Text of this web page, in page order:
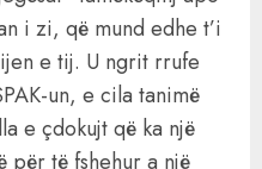
i zi, që mund edhe t’i
e tij. U ngrit rrufe
un, e cila tanimë
e çdokujt që ka një
për të fshehur a një